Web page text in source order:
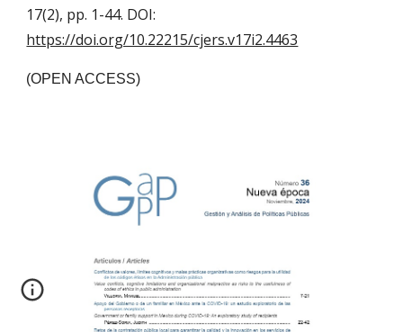
17(2), pp. 1-44. DOI:
https://doi.org/10.22215/cjers.v17i2.4463
(OPEN ACCESS)